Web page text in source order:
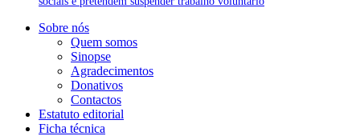
Sobre nós
Quem somos
Sinopse
Agradecimentos
Donativos
Contactos
Estatuto editorial
Ficha técnica